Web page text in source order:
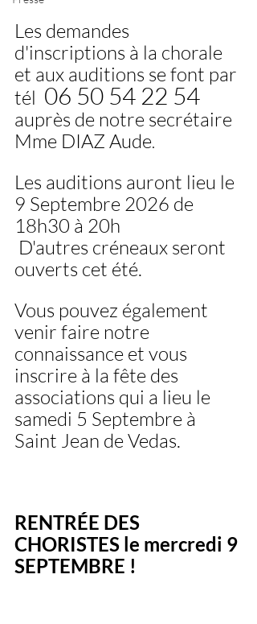
Les demandes
d'inscriptions à la chorale
et aux auditions se font par
tél 06 50 54 22 54
auprès de notre secrétaire
Mme DIAZ Aude.
Les auditions auront lieu le
9 Septembre 2026 de
18h30 à 20h
ouverts cet été.
Vous pouvez également
venir faire notre
connaissance et vous
inscrire à la fête des
associations qui a lieu le
samedi 5 Septembre à
Saint Jean de Vedas.
RENTRÉE DES
CHORISTES le mercredi 9
SEPTEMBRE !